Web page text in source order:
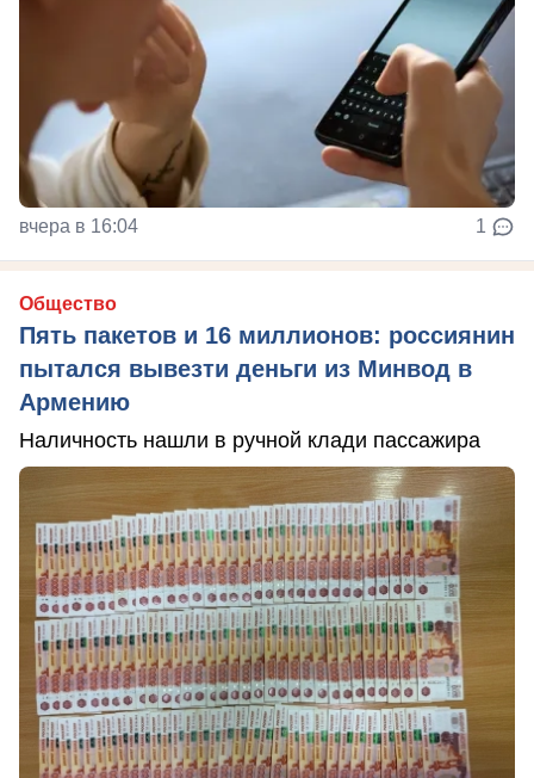
вчера в 16:04 1
Общество
Пять пакетов и 16 миллионов: россиянин
пытался вывезти деньги из Минвод в
Армению
Наличность нашли в ручной клади пассажира